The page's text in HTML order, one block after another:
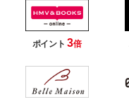
ポイント3倍